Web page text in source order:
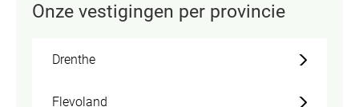
Onze vestigingen per provincie
Drenthe
Flevoland